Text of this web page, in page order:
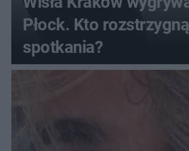
Płock. Kto
spotkania?